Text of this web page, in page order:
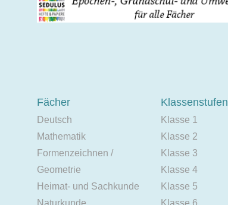
Fächer
Deutsch
Mathematik
Formenzeichnen /
Geometrie
Heimat- und Sachkunde
Naturkunde
Klassenstufen
Klasse 1
Klasse 2
Klasse 3
Klasse 4
Klasse 5
Klasse 6